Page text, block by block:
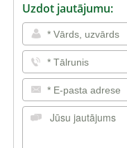
Uzdot jautājumu: